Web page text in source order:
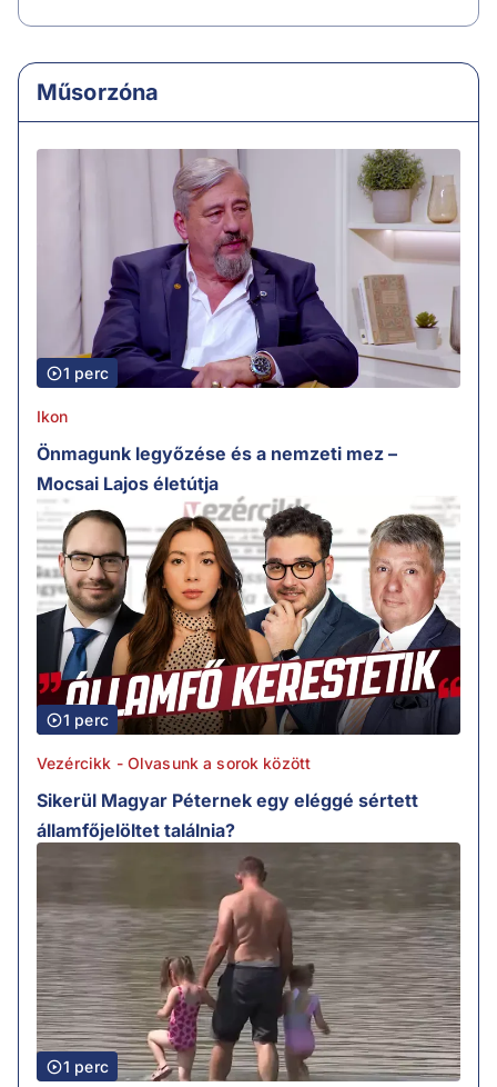
Műsorzóna
1 perc
Ikon
Önmagunk legyőzése és a nemzeti mez –
Mocsai Lajos életútja
1 perc
Vezércikk - Olvasunk a sorok között
Sikerül Magyar Péternek egy eléggé sértett
államfőjelöltet találnia?
1 perc